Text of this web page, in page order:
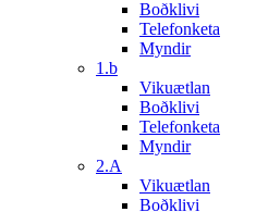
Boðklivi
Telefonketa
Myndir
1.b
Vikuætlan
Boðklivi
Telefonketa
Myndir
2.A
Vikuætlan
Boðklivi